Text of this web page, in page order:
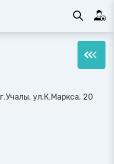
г.Учалы, ул.К.Маркса, 20